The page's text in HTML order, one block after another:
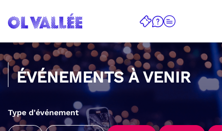
ÉVÉNEMENTS À VENIR
Type d'événement